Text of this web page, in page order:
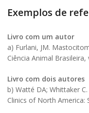
Exemplos de
Livro com um autor
a) Furlani, JM.
Ciência Animal Brasileira,
Livro com dois autores
b) Watté DA; Whittaker
Clinics of North America: